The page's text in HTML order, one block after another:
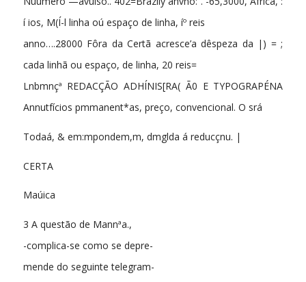
í ios, M(Í-l linha oú espaço de linha, íº reis
anno….28000 Fôra da Certã acresce’a dêspeza da |) = ;
cada linhã ou espaço, de linha, 20 reis=
Lnbmnçª REDACÇÃO ADHÍNIS[RA( Ã0 E TYPOGRAPÉNA
Annutfícios pmmanent*as, preço, convencional. O srá
Todaá, & em:mpondem,m, dmglda á reducçnu. |
CERTA
Maúica
3 A questão de Mannªa.,
-complica-se como se depre-
mende do seguinte telegram-